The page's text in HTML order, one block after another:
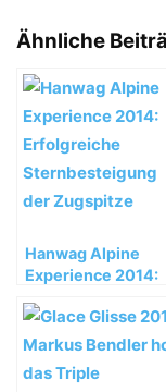
Ähnliche
Hanwag Alpine
Experience 2014:
Sternbesteigung
Zugspitze